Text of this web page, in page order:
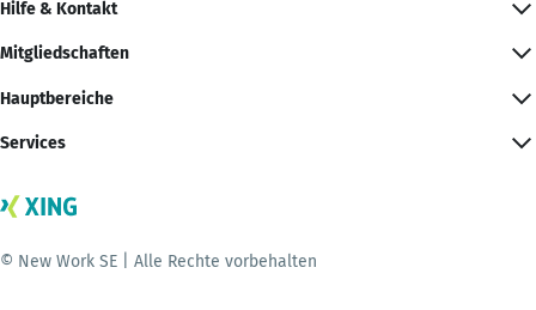
Hilfe & Kontakt
Mitgliedschaften
Hauptbereiche
Services
© New Work SE | Alle Rechte vorbehalten